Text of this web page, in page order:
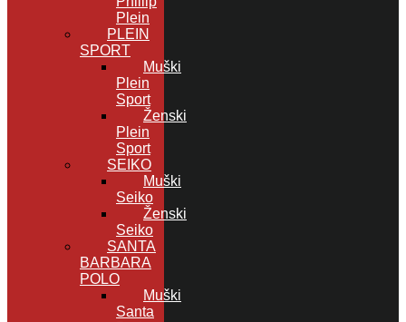
Plein
PLEIN
SPORT
Muški
Plein
Sport
Ženski
Plein
Sport
SEIKO
Muški
Seiko
Ženski
Seiko
SANTA
BARBARA
POLO
Muški
Santa